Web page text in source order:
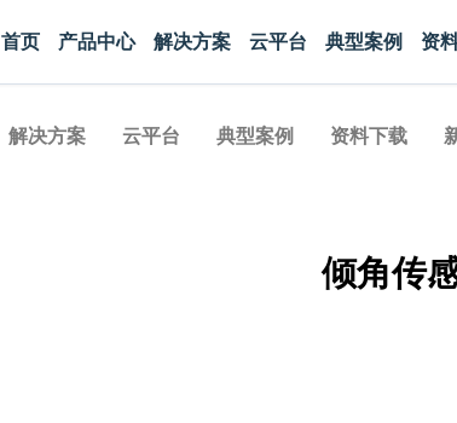
首页 产品中心 解决方案 云平台 典型案例 资
解决方案 云平台 典型案例 资料下载
倾角传